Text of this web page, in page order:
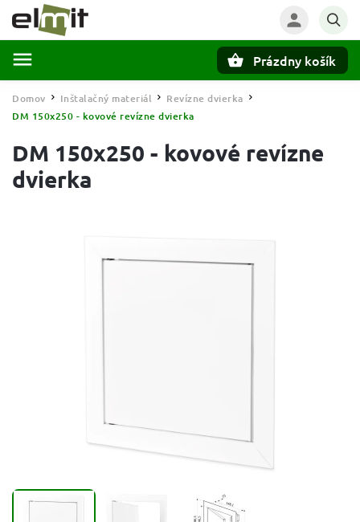
Prázdny košík
Domov / Inštalačný materiál / Revízne dvierka /
DM 150x250 - kovové revízne dvierka
DM 150x250 - kovové revízne
dvierka